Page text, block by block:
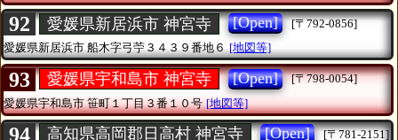
92 愛媛県新居浜市 神宮寺 [Open]
[〒792-0856]
愛媛県新居浜市船木字弓苧３４３９番地６ [地図等]
93 愛媛県宇和島市 神宮寺 [Open]
[〒798-0054]
愛媛県宇和島市笹町１丁目３番１０号 [地図等]
94 高知県高岡郡日高村 神宮寺 [Open]
[〒781-2151]